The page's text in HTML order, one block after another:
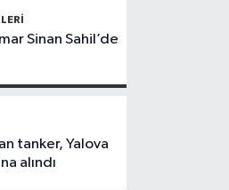
Sinan Sahil’de
tanker, Yalova
alındı